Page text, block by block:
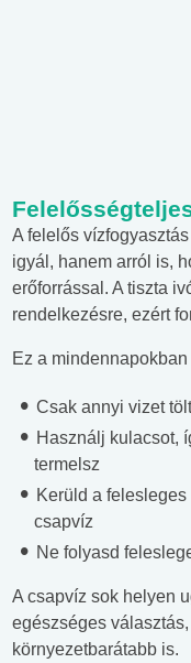
A felelős
igyál, hanem arról is,
erőforrással. A tiszta
rendelkezésre, ezért
Ez a
Csak annyi vizet
Használj kulacsot,
termelsz
Kerüld a
csapvíz
Ne folyasd
A csapvíz sok helyen
egészséges
környezetbarátabb is.